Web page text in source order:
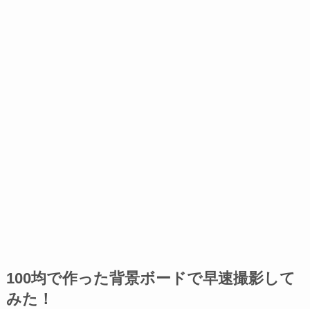
100均で作った背景ボードで早速撮影して
みた！